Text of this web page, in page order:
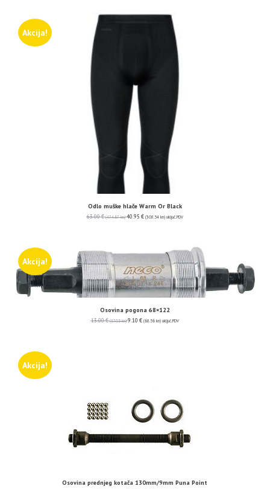
Akcija!
Odlo muške hlače Warm Or Black
63.00€ (474.67 kn) 40.95 € (308.54 kn) uključ. PDV
Akcija!
Osovina pogona 68×122
13.00€ (97.95 kn) 9.10 € (68.56 kn) uključ. PDV
Akcija!
Osovina prednjeg kotača 130mm/9mm Puna Point